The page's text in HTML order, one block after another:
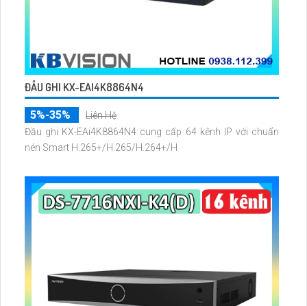
ĐẦU GHI KX-EAI4K8864N4
5%-35%
Liên Hệ
Đầu ghi KX-EAi4K8864N4 cung cấp 64 kênh IP với chuẩn
nén Smart H.265+/H.265/H.264+/H